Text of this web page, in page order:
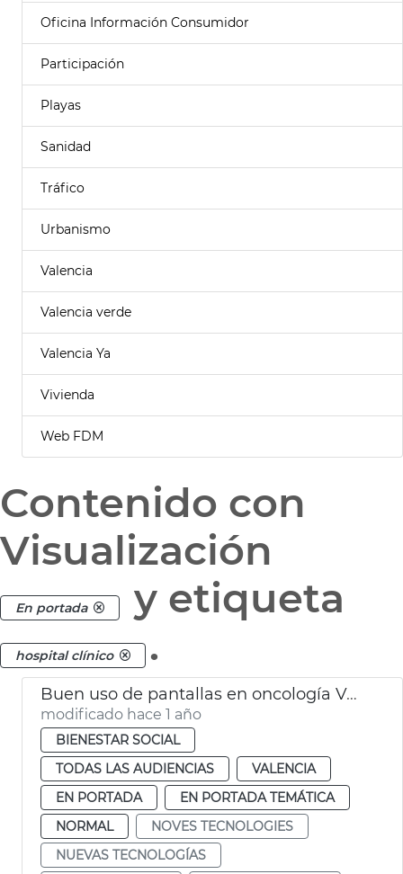
Oficina Información Consumidor
Participación
Playas
Sanidad
Tráfico
Urbanismo
Valencia
Valencia verde
Valencia Ya
Vivienda
Web FDM
Contenido con
Visualización
En portada y etiqueta
hospital clínico .
Buen uso de pantallas en oncología València
modificado hace 1 año
BIENESTAR SOCIAL
TODAS LAS AUDIENCIAS
VALENCIA
EN PORTADA
EN PORTADA TEMÁTICA
NORMAL
NOVES TECNOLOGIES
NUEVAS TECNOLOGÍAS